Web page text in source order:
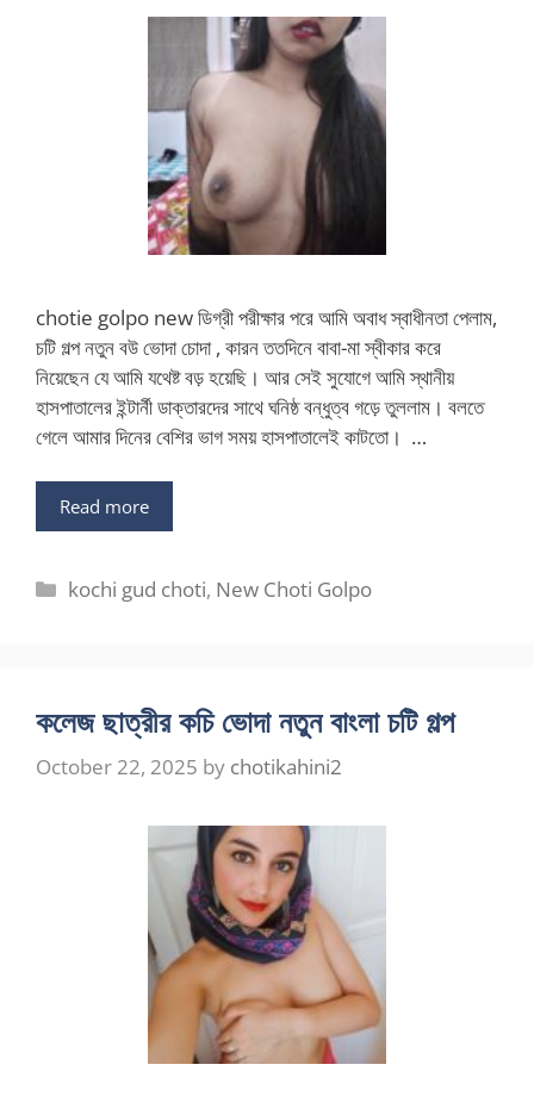
chotie golpo new ডিগ্রী পরীক্ষার পরে আমি অবাধ স্বাধীনতা পেলাম,
চটি গল্প নতুন বউ ভোদা চোদা , কারন ততদিনে বাবা-মা স্বীকার করে
নিয়েছেন যে আমি যথেষ্ট বড় হয়েছি। আর সেই সুযোগে আমি স্থানীয়
হাসপাতালের ইন্টার্নী ডাক্তারদের সাথে ঘনিষ্ঠ বন্ধুত্ব গড়ে তুললাম। বলতে
গেলে আমার দিনের বেশির ভাগ সময় হাসপাতালেই কাটতো। …
Read more
Categories
kochi gud choti, New Choti Golpo
কলেজ ছাত্রীর কচি ভোদা নতুন বাংলা চটি গল্প
October 22, 2025 by chotikahini2